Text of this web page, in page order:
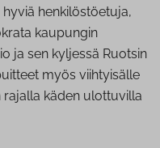
henkilöstöetuja,
kaupungin
ja sen kyljessä Ruotsin
myös viihtyisälle
rajalla käden ulottuvilla